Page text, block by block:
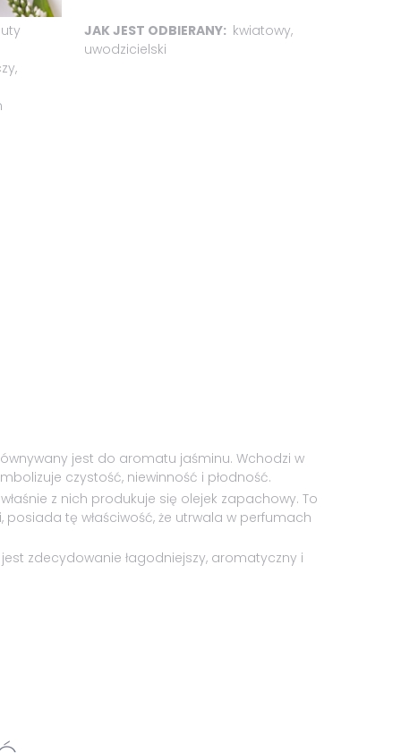
JAK JEST ODBIERANY: kwiatowy,
uwodzicielski
jest do aromatu jaśminu. Wchodzi w
czystość, niewinność i płodność.
z nich produkuje się olejek zapachowy. To
tę właściwość, że utrwala w perfumach
zdecydowanie łagodniejszy, aromatyczny i